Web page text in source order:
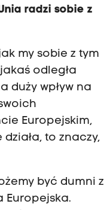
radzi sobie z
my sobie z tym
odległa
duży wpływ na
Europejskim,
działa, to znaczy,
być dumni z
Europejska.